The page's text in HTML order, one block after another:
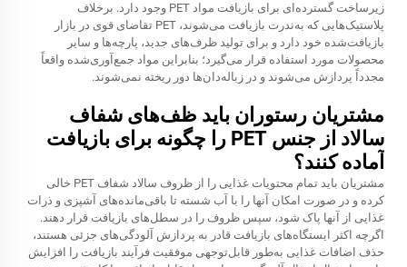
زیرساخت گسترده‌ای برای بازیافت مواد PET وجود دارد. برخلاف
پلاستیک‌هایی که به‌ندرت بازیافت می‌شوند، PET تقاضای قوی در بازار
بازیافت‌شده خود دارد و برای تولید ظرف‌های جدید، پارچه‌ها و سایر
محصولات مورد استفاده قرار می‌گیرد؛ بنابراین مواد جمع‌آوری‌شده واقعاً
مجدداً پردازش می‌شوند و در زباله‌دان‌ها دور ریخته نمی‌شوند.
مشتریان رستوران باید ظف‌های شفاف
سالاد از جنس PET را چگونه برای بازیافت
آماده کنند؟
مشتریان باید تمام محتویات غذایی را از ظروف سالاد شفاف PET خالی
کرده و در صورت امکان آنها را با آب شسته تا باقی‌مانده‌های آشپزی و ذرات
غذایی از آنها پاک شود، سپس ظروف را در سطل‌های بازیافت قرار دهند.
اگرچه اکثر ایستگاه‌های بازیافت قادر به پردازش آلودگی‌های جزئی هستند،
حذف اضافات غذایی به‌طور قابل‌توجهی موفقیت فرآیند بازیافت را افزایش